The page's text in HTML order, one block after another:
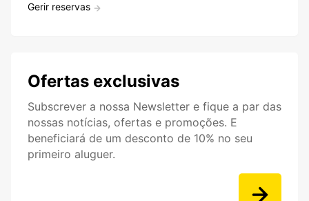
Gerir reservas
Ofertas exclusivas
Subscrever a nossa Newsletter e fique a par das
nossas notícias, ofertas e promoções. E
beneficiará de um desconto de 10% no seu
primeiro aluguer.